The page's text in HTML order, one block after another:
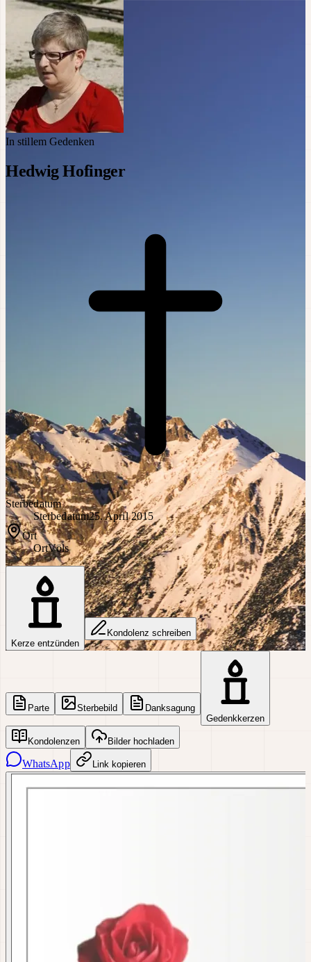
In stillem Gedenken
Hedwig Hofinger
Sterbedatum
Sterbedatum25. April 2015
Ort
OrtVöls
Kerze entzünden
Kondolenz schreiben
Parte Sterbebild
Danksagung
Gedenkkerzen
Kondolenzen Bilder hochladen
WhatsApp Link kopieren